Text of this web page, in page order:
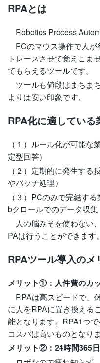
RPAとは
Robotics Process
PCのマウス操作で人が
トレースさせて覚えこま
てもらえるツールです。
ツールも値段はまちま
よりは安い印象です。
RPA化に適している
（１）ルール化が可能な
定型回答）
（２）定期的に発生す
やバッチ処理）
（３）PCのみで完結す
bクロールでのデータ収集
人の脳みそを使わない
PAは行うことができます。
RPAツール導入のメ
メリット①：人件費のカ
RPAは高スピードで、
に人をRPAに置き換える
能となります。RPA1つで
コスパは高いものとなりま
メリット②：24時間365